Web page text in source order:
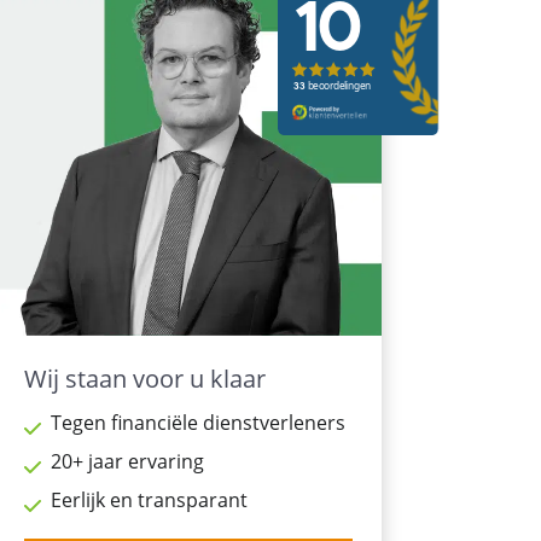
Wij staan voor u klaar
Tegen financiële dienstverleners
20+ jaar ervaring
Eerlijk en transparant